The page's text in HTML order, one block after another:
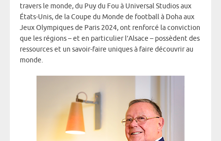
travers le monde, du Puy du Fou à Universal Studios aux
États-Unis, de la Coupe du Monde de football à Doha aux
Jeux Olympiques de Paris 2024, ont renforcé la conviction
que les régions – et en particulier l’Alsace – possèdent des
ressources et un savoir-faire uniques à faire découvrir au
monde.